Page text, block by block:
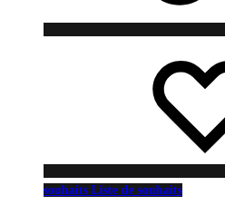
souhaits Liste de souhaits